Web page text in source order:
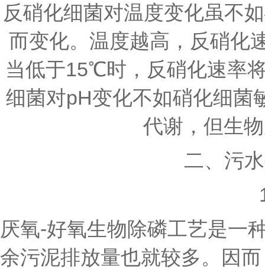
反硝化细菌对温度变化虽不
而变化。温度越高，反硝化
当低于15℃时，反硝化速率
细菌对pH变化不如硝化细菌
代谢，但生
二、污
厌氧-好氧生物除磷工艺是一
余污泥排放量也就较多。因